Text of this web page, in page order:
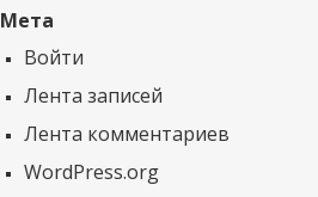
Мета
Войти
Лента записей
Лента комментариев
WordPress.org